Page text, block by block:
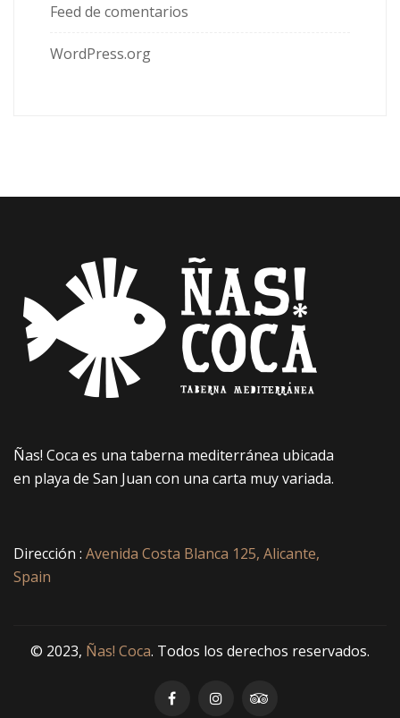
Feed de comentarios
WordPress.org
Ñas! Coca es una taberna mediterránea ubicada
en playa de San Juan con una carta muy variada.
Dirección : Avenida Costa Blanca 125, Alicante,
Spain
© 2023, Ñas! Coca. Todos los derechos reservados.